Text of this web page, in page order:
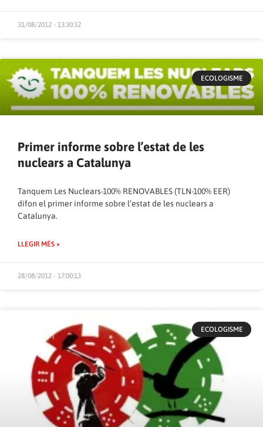
31/08/2012 - 13:30:32
ECOLOGISME
Primer informe sobre l’estat de les
nuclears a Catalunya
Tanquem Les Nuclears-100% RENOVABLES (TLN-100% EER)
difon el primer informe sobre l’estat de les nuclears a
Catalunya.
LLEGIR MÉS »
28/08/2012 - 17:00:13
ECOLOGISME